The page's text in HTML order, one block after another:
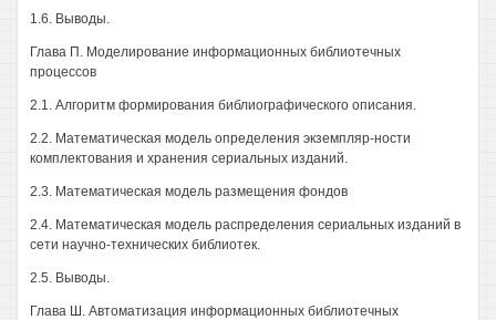
1.6. Выводы.
Глава П. Моделирование информационных библиотечных
процессов
2.1. Алгоритм формирования библиографического описания.
2.2. Математическая модель определения экземпляр-ности
комплектования и хранения сериальных изданий.
2.3. Математическая модель размещения фондов
2.4. Математическая модель распределения сериальных изданий в
сети научно-технических библиотек.
2.5. Выводы.
Глава Ш. Автоматизация информационных библиотечных